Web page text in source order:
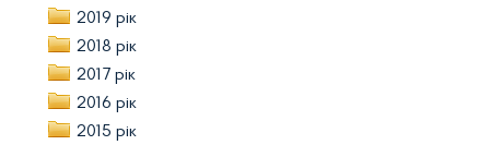
2019 рік
2018 рік
2017 рік
2016 рік
2015 рік